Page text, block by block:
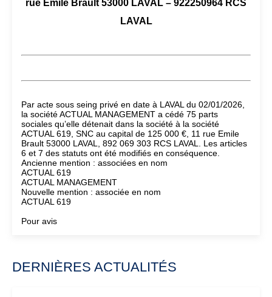
rue Emile Brault 53000 LAVAL – 922250964 RCS
LAVAL
Par acte sous seing privé en date à LAVAL du 02/01/2026,
la société ACTUAL MANAGEMENT a cédé 75 parts
sociales qu’elle détenait dans la société à la société
ACTUAL 619, SNC au capital de 125 000 €, 11 rue Emile
Brault 53000 LAVAL, 892 069 303 RCS LAVAL. Les articles
6 et 7 des statuts ont été modifiés en conséquence.
Ancienne mention : associées en nom
ACTUAL 619
ACTUAL MANAGEMENT
Nouvelle mention : associée en nom
ACTUAL 619
Pour avis
DERNIÈRES ACTUALITÉS